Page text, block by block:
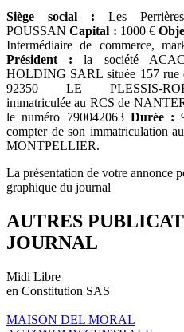
Siège social : Les
POUSSANCapital : 1000 €
Intermédiaire de commerce,
Président : la société
HOLDING SARL située 157 rue
92350 LE PLESSIS-
immatriculée au RCS de
le numéro 790042063 Durée :
compter de son immatriculation
MONTPELLIER.
La présentation de votre annonce
graphique du journal
AUTRES
JOURNAL
Midi Libre
en Constitution SAS
MAISON DEL MORAL